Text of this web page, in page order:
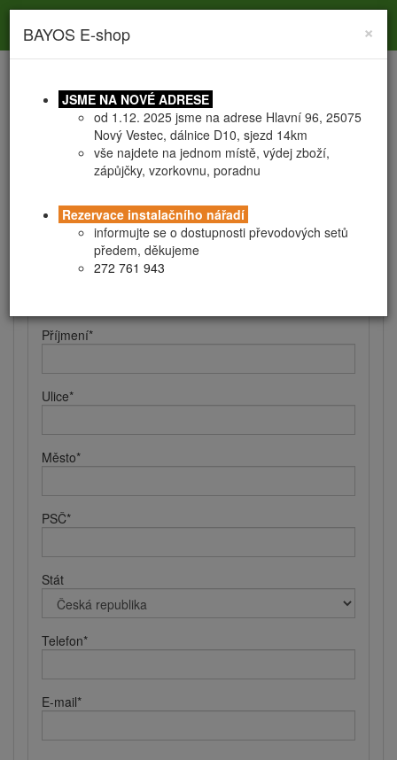
navigation
Registrace
Kontaktní a fakturační údaje
Jméno*
Příjmení*
Ulice*
Město*
PSČ*
Stát
Telefon*
E-mail*
×
BAYOS E-shop
JSME NA NOVÉ ADRESE
od 1.12. 2025 jsme na adrese Hlavní 96, 25075
Nový Vestec, dálnice D10, sjezd 14km
vše najdete na jednom místě, výdej zboží,
zápůjčky, vzorkovnu, poradnu
Rezervace instalačního nářadí
informujte se o dostupnosti převodových setů
předem, děkujeme
272 761 943